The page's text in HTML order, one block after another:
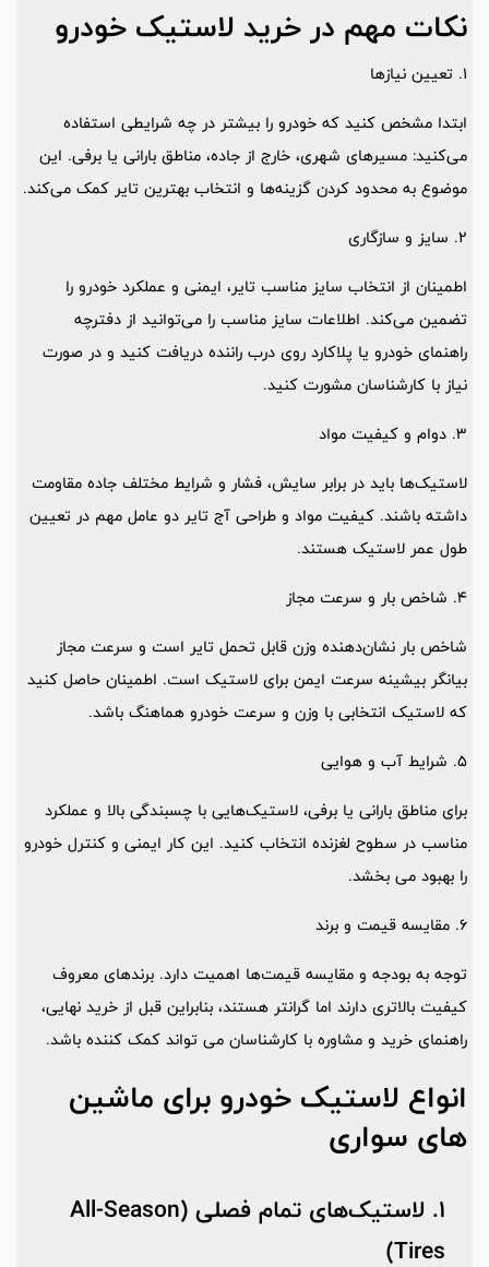
نکات مهم در خرید لاستیک خودرو
1. تعیین نیازها
ابتدا مشخص کنید که خودرو را بیشتر در چه شرایطی استفاده
می‌کنید: مسیرهای شهری، خارج از جاده، مناطق بارانی یا برفی. این
موضوع به محدود کردن گزینه‌ها و انتخاب بهترین تایر کمک می‌کند.
2. سایز و سازگاری
اطمینان از انتخاب سایز مناسب تایر، ایمنی و عملکرد خودرو را
تضمین می‌کند. اطلاعات سایز مناسب را می‌توانید از دفترچه
راهنمای خودرو یا پلاکارد روی درب راننده دریافت کنید و در صورت
نیاز با کارشناسان مشورت کنید.
3. دوام و کیفیت مواد
لاستیک‌ها باید در برابر سایش، فشار و شرایط مختلف جاده مقاومت
داشته باشند. کیفیت مواد و طراحی آج تایر دو عامل مهم در تعیین
طول عمر لاستیک هستند.
4. شاخص بار و سرعت مجاز
شاخص بار نشان‌دهنده وزن قابل تحمل تایر است و سرعت مجاز
بیانگر بیشینه سرعت ایمن برای لاستیک است. اطمینان حاصل کنید
که لاستیک انتخابی با وزن و سرعت خودرو هماهنگ باشد.
5. شرایط آب و هوایی
برای مناطق بارانی یا برفی، لاستیک‌هایی با چسبندگی بالا و عملکرد
مناسب در سطوح لغزنده انتخاب کنید. این کار ایمنی و کنترل خودرو
را بهبود می ‌بخشد.
6. مقایسه قیمت و برند
توجه به بودجه و مقایسه قیمت‌ها اهمیت دارد. برندهای معروف
کیفیت بالاتری دارند اما گرانتر هستند، بنابراین قبل از خرید نهایی،
راهنمای خرید و مشاوره با کارشناسان می‌ تواند کمک ‌کننده باشد.
انواع لاستیک خودرو برای ماشین
های سواری
1. لاستیک‌های تمام فصلی (All-Season
Tires)